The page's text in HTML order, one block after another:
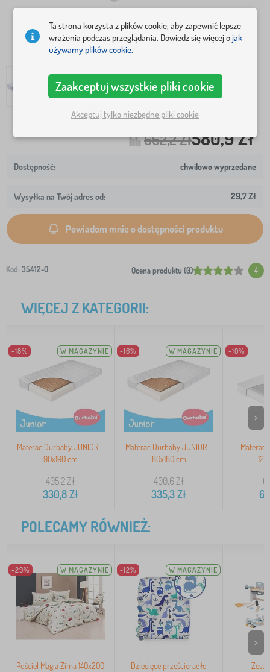
662,2 Zł580,9 Zł
chwilowo wyprzedane
Wysyłka na Twój adres od: 29,7 Zł
Powiadom mnie o dostępności produktu
Kod: 35412-0 Ocena produktu (0) 4
WIĘCEJ Z KATEGORII:
-18% W MAGAZYNIE
Materac Ourbaby JUNIOR -
90x190 cm
405,2Zł
330,8Zł
-16% W MAGAZYNIE
Materac Ourbaby JUNIOR -
80x180 cm
400,6Zł
335,3Zł
-10%
Materac
>
POLECAMY RÓWNIEŻ:
-29% W MAGAZYNIE
Pościel Magia Zima 140x200
-12% W MAGAZYNIE
Dziecięce prześcieradło
>
Ta strona korzysta z plików cookie, aby zapewnić lepsze
wrażenia podczas przeglądania. Dowiedz się więcej ojak
używamy plików cookie.
Zaakceptuj wszystkie pliki cookie
Akceptuj tylko niezbędne pliki cookie